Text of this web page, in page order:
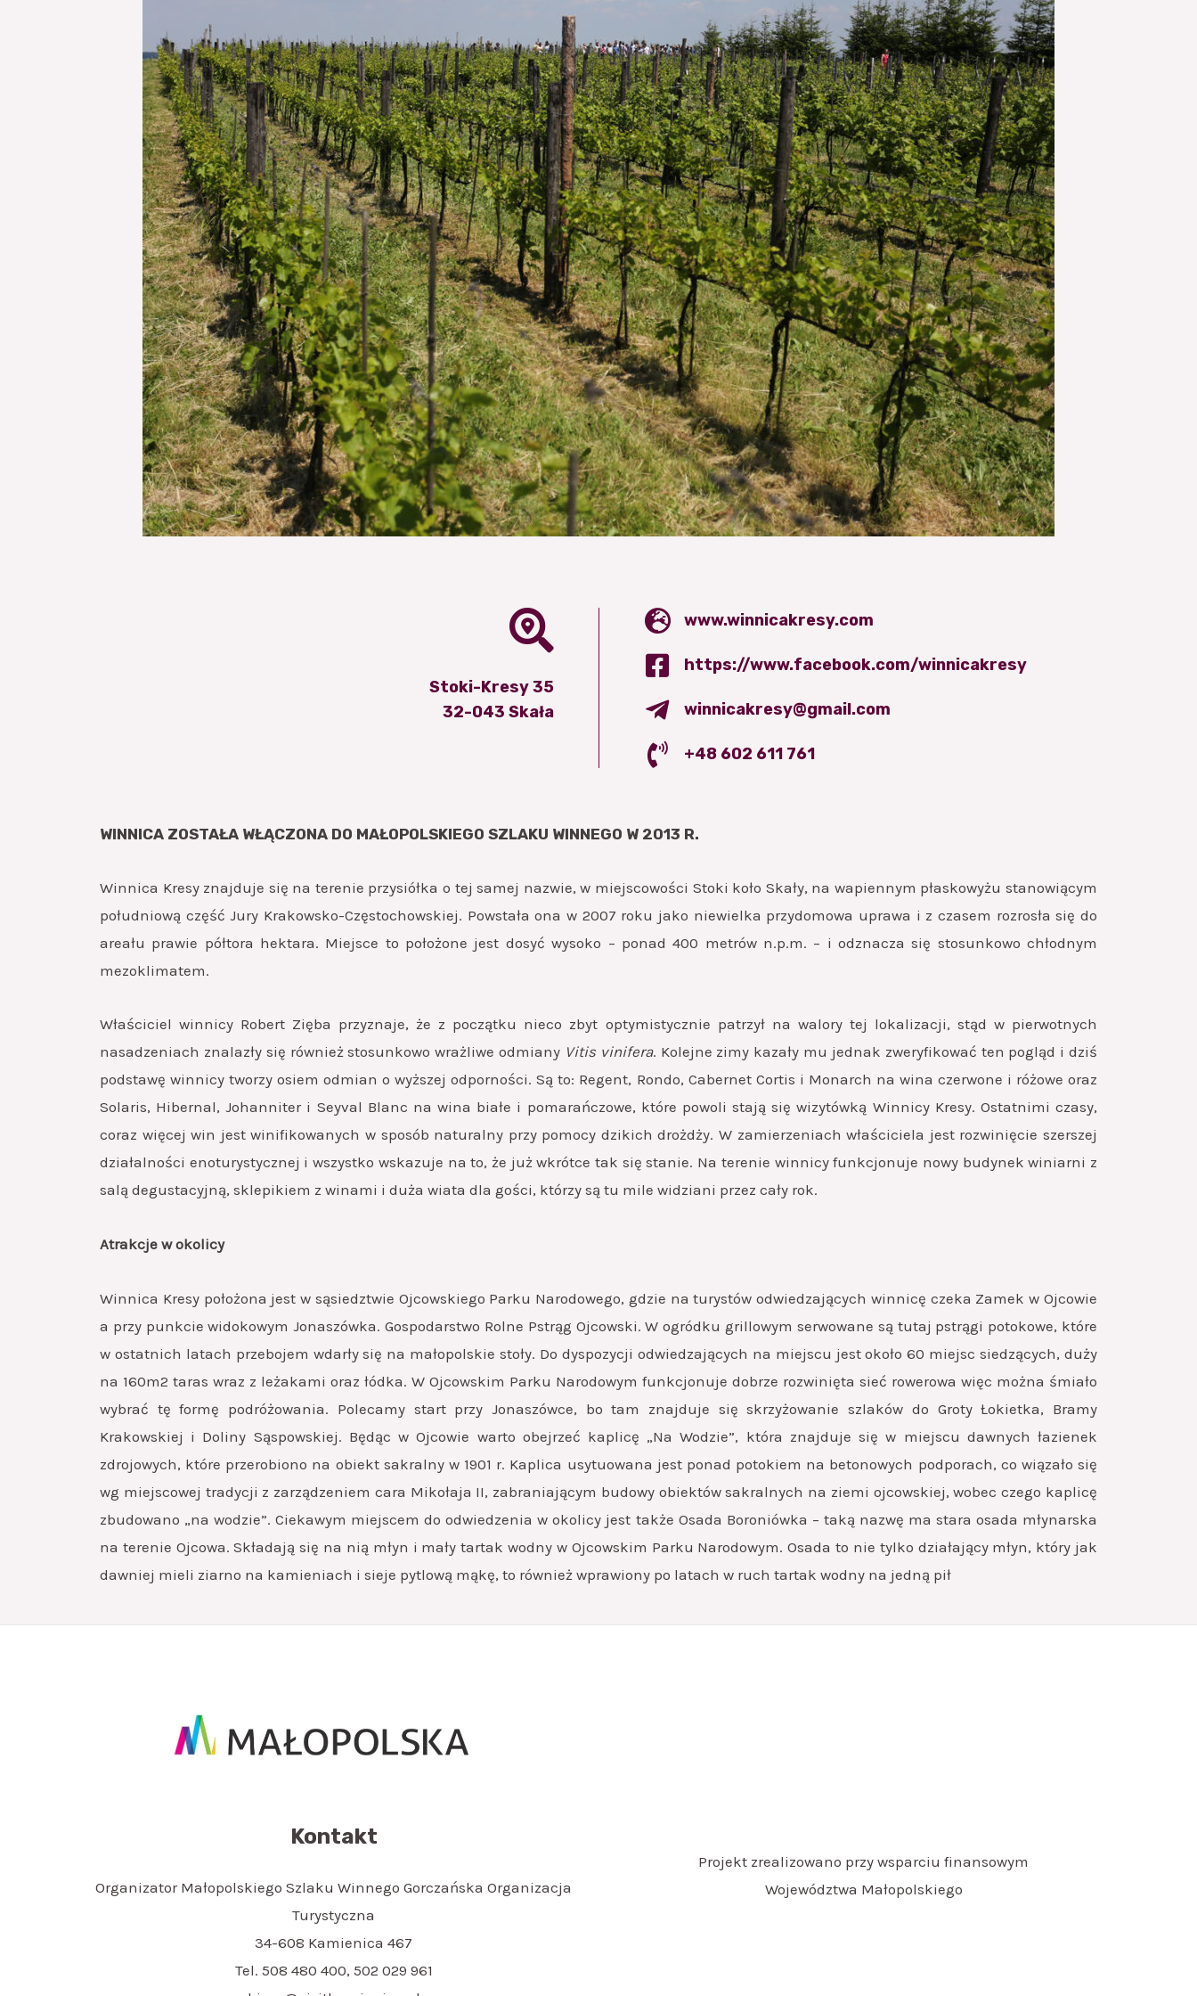
Stoki-Kresy 35
32-043 Skała
www.winnicakresy.com
https://www.facebook.com/winnicakresy
winnicakresy@gmail.com
+48 602 611 761
WINNICA ZOSTAŁA WŁĄCZONA DO MAŁOPOLSKIEGO SZLAKU WINNEGO W 2013 R.
Winnica Kresy znajduje się na terenie przysiółka o tej samej nazwie, w miejscowości Stoki koło Skały, na wapiennym płaskowyżu stanowiącym
południową część Jury Krakowsko-Częstochowskiej. Powstała ona w 2007 roku jako niewielka przydomowa uprawa i z czasem rozrosła się do
areału prawie półtora hektara. Miejsce to położone jest dosyć wysoko – ponad 400 metrów n.p.m. – i odznacza się stosunkowo chłodnym
mezoklimatem.
Właściciel winnicy Robert Zięba przyznaje, że z początku nieco zbyt optymistycznie patrzył na walory tej lokalizacji, stąd w pierwotnych
nasadzeniach znalazły się również stosunkowo wrażliwe odmiany Vitis vinifera. Kolejne zimy kazały mu jednak zweryfikować ten pogląd i dziś
podstawę winnicy tworzy osiem odmian o wyższej odporności. Są to: Regent, Rondo, Cabernet Cortis i Monarch na wina czerwone i różowe oraz
Solaris, Hibernal, Johanniter i Seyval Blanc na wina białe i pomarańczowe, które powoli stają się wizytówką Winnicy Kresy. Ostatnimi czasy,
coraz więcej win jest winifikowanych w sposób naturalny przy pomocy dzikich drożdży. W zamierzeniach właściciela jest rozwinięcie szerszej
działalności enoturystycznej i wszystko wskazuje na to, że już wkrótce tak się stanie. Na terenie winnicy funkcjonuje nowy budynek winiarni z
salą degustacyjną, sklepikiem z winami i duża wiata dla gości, którzy są tu mile widziani przez cały rok.
Atrakcje w okolicy
Winnica Kresy położona jest w sąsiedztwie Ojcowskiego Parku Narodowego, gdzie na turystów odwiedzających winnicę czeka Zamek w Ojcowie
a przy punkcie widokowym Jonaszówka. Gospodarstwo Rolne Pstrąg Ojcowski. W ogródku grillowym serwowane są tutaj pstrągi potokowe, które
w ostatnich latach przebojem wdarły się na małopolskie stoły. Do dyspozycji odwiedzających na miejscu jest około 60 miejsc siedzących, duży
na 160m2 taras wraz z leżakami oraz łódka. W Ojcowskim Parku Narodowym funkcjonuje dobrze rozwinięta sieć rowerowa więc można śmiało
wybrać tę formę podróżowania. Polecamy start przy Jonaszówce, bo tam znajduje się skrzyżowanie szlaków do Groty Łokietka, Bramy
Krakowskiej i Doliny Sąspowskiej. Będąc w Ojcowie warto obejrzeć kaplicę „Na Wodzie”, która znajduje się w miejscu dawnych łazienek
zdrojowych, które przerobiono na obiekt sakralny w 1901 r. Kaplica usytuowana jest ponad potokiem na betonowych podporach, co wiązało się
wg miejscowej tradycji z zarządzeniem cara Mikołaja II, zabraniającym budowy obiektów sakralnych na ziemi ojcowskiej, wobec czego kaplicę
zbudowano „na wodzie”. Ciekawym miejscem do odwiedzenia w okolicy jest także Osada Boroniówka – taką nazwę ma stara osada młynarska
na terenie Ojcowa. Składają się na nią młyn i mały tartak wodny w Ojcowskim Parku Narodowym. Osada to nie tylko działający młyn, który jak
dawniej mieli ziarno na kamieniach i sieje pytlową mąkę, to również wprawiony po latach w ruch tartak wodny na jedną pił
Kontakt
Organizator Małopolskiego Szlaku Winnego Gorczańska Organizacja
Turystyczna
34-608 Kamienica 467
Tel. 508 480 400, 502 029 961
Projekt zrealizowano przy wsparciu finansowym
Województwa Małopolskiego